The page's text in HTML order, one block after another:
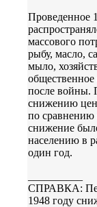
Проведенное
массового
рыбу, масло,
мыло,
после войны.
снижению цен
по сравнению
снижение
населению в
один год.
СПРАВКА:
1948 году